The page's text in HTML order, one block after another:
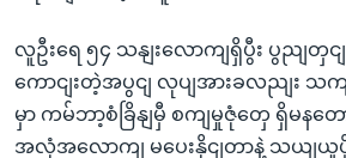
လူဦးရေ ၅၄ သနျးလောကျရှိပွီး ပွညျတှင
ကောငျးတဲ့အပွငျ လုပျအားခလညျး သက
မှာ ကမ်ဘာ့စံခြိနျမှီ စကျမှုဇုံတှေ ရှိမနတေ
အလုံအလောကျ မပေးနိုငျတာနဲ့ သယျယူ